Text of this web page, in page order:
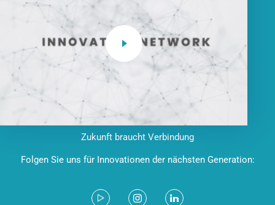
Zukunft braucht Verbindung
Folgen Sie uns für Innovationen der nächsten Generation: